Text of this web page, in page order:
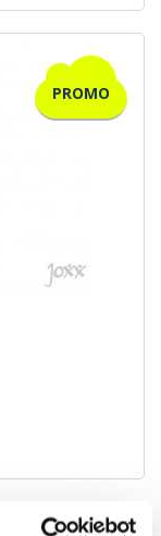
PROMO